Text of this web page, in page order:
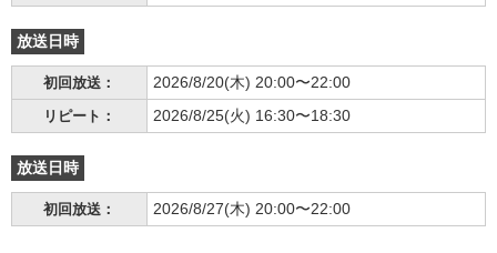
放送日時
初回放送： 2026/8/20(木) 20:00〜22:00
リピート： 2026/8/25(火) 16:30〜18:30
放送日時
初回放送： 2026/8/27(木) 20:00〜22:00